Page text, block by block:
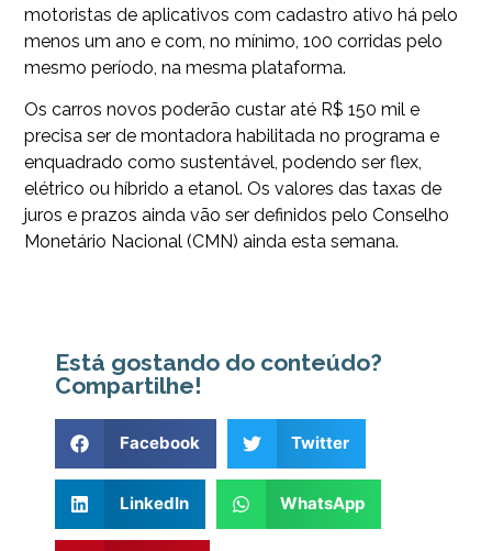
motoristas de aplicativos com cadastro ativo há pelo
menos um ano e com, no mínimo, 100 corridas pelo
mesmo período, na mesma plataforma.
Os carros novos poderão custar até R$ 150 mil e
precisa ser de montadora habilitada no programa e
enquadrado como sustentável, podendo ser flex,
elétrico ou híbrido a etanol. Os valores das taxas de
juros e prazos ainda vão ser definidos pelo Conselho
Monetário Nacional (CMN) ainda esta semana.
Está gostando do conteúdo?
Compartilhe!
Facebook Twitter
LinkedIn WhatsApp